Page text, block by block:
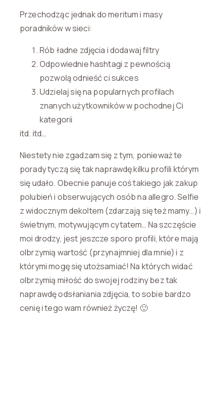
Przechodząc jednak do meritum i masy
poradników w sieci:
Rób ładne zdjęcia i dodawaj filtry
Odpowiednie hashtagi z pewnością
pozwolą odnieść ci sukces
Udzielaj się na popularnych profilach
znanych użytkowników w pochodnej Ci
kategorii
itd. itd…
Niestety nie zgadzam się z tym, ponieważ te
porady tyczą się tak naprawdę kilku profili którym
się udało. Obecnie panuje coś takiego jak zakup
polubień i obserwujących osób na allegro. Selfie
z widocznym dekoltem (zdarzają się też mamy…) i
świetnym, motywującym cytatem… Na szczęście
moi drodzy, jest jeszcze sporo profili, które mają
olbrzymią wartość (przynajmniej dla mnie) i z
którymi mogę się utożsamiać! Na których widać
olbrzymią miłość do swojej rodziny bez tak
naprawdę odsłaniania zdjęcia, to sobie bardzo
cenię i tego wam również życzę! 🙂